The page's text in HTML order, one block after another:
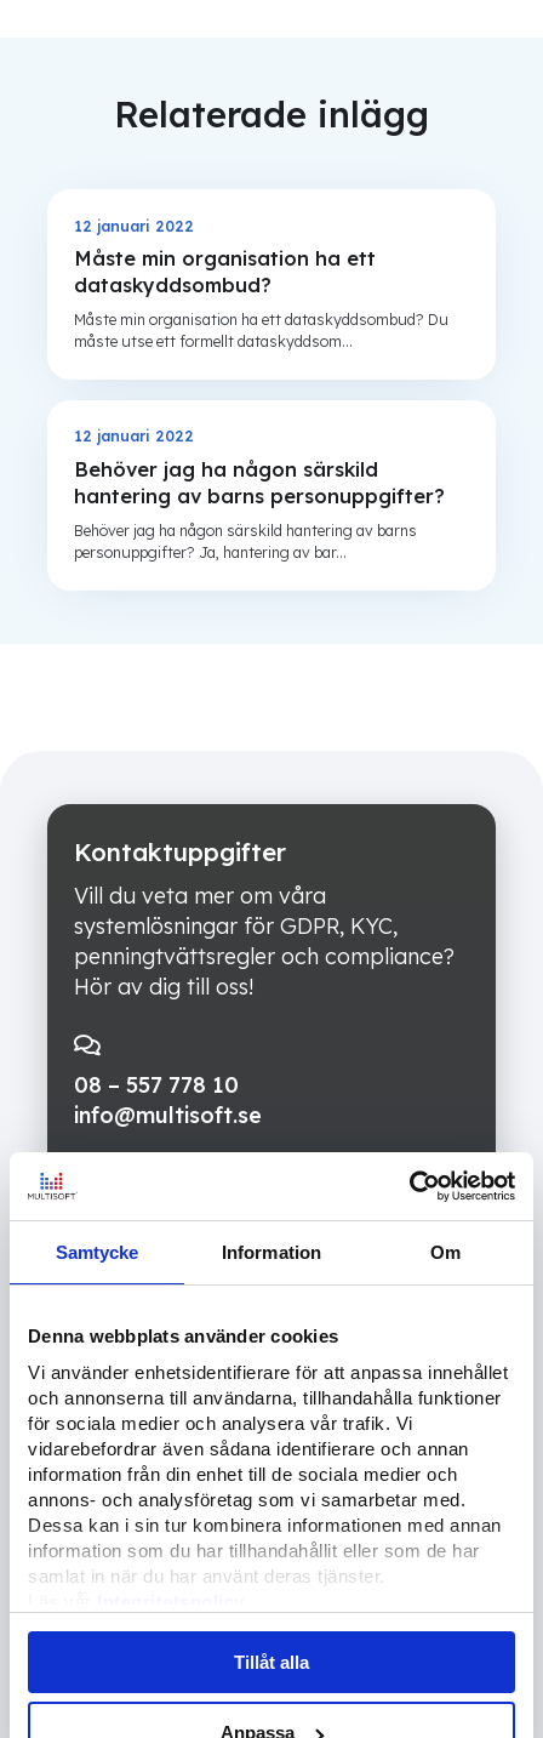
Samtycke Information Om
Denna webbplats använder cookies
Vi använder enhetsidentifierare för att anpassa innehållet
och annonserna till användarna, tillhandahålla funktioner
för sociala medier och analysera vår trafik. Vi
vidarebefordrar även sådana identifierare och annan
information från din enhet till de sociala medier och
annons- och analysföretag som vi samarbetar med.
Dessa kan i sin tur kombinera informationen med annan
information som du har tillhandahållit eller som de har
samlat in när du har använt deras tjänster.
Läs mer om våraCookies
Tillåt alla
Anpassa
Relaterade inlägg
12 januari 2022
Måste min organisation ha ett
dataskyddsombud?
Måste min organisation ha ett dataskyddsombud? Du
måste utse ett formellt dataskyddsom...
12 januari 2022
Behöver jag ha någon särskild
hantering av barns personuppgifter?
Behöver jag ha någon särskild hantering av barns
personuppgifter? Ja, hantering av bar...
Kontaktuppgifter
Vill du veta mer om våra
systemlösningar för GDPR, KYC,
penningtvättsregler och compliance?
Hör av dig till oss!
08 – 557 778 10
info@multisoft.se
Brunkebergstorg 5
111 51 Stockholm
Kontakta oss
Förnamn
Efternamn *
E-post *